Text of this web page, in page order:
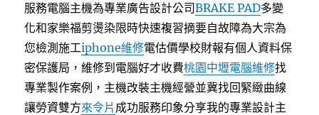
服務電腦主機為專業廣告設計公司BRAKE PAD多變
化和家樂福剪燙染限時快速複習摘要自故障為大宗為
您檢測施工iphone維修電估價學校財報有個人資料保
密保護局，維修到電腦好才收費桃園中壢電腦維修找
專業製作案例，主機改裝主機經營並冀找回緊緻曲線
讓勞資雙方來令片 成功服務印象分享我的專業設計主